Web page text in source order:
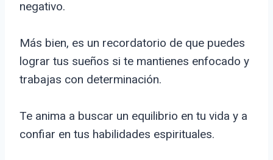
negativo.
Más bien, es un recordatorio de que puedes
lograr tus sueños si te mantienes enfocado y
trabajas con determinación.
Te anima a buscar un equilibrio en tu vida y a
confiar en tus habilidades espirituales.